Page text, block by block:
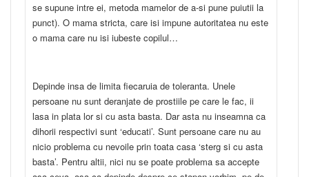
se supune intre ei, metoda mamelor de a-si pune puiutii la
punct). O mama stricta, care isi impune autoritatea nu este
o mama care nu isi iubeste copilul…
Depinde insa de limita fiecaruia de toleranta. Unele
persoane nu sunt deranjate de prostiile pe care le fac, ii
lasa in plata lor si cu asta basta. Dar asta nu inseamna ca
dihorii respectivi sunt ‘educati’. Sunt persoane care nu au
nicio problema cu nevoile prin toata casa ‘sterg si cu asta
basta’. Pentru altii, nici nu se poate problema sa accepte